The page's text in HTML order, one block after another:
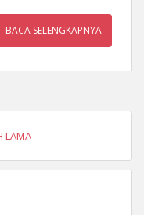
BACA SELENGKAPNYA
LAMA